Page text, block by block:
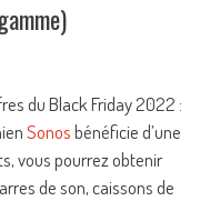
du Black Friday 2022 :
Sonosbénéficie d’une
vous pourrez obtenir
de son, caissons de